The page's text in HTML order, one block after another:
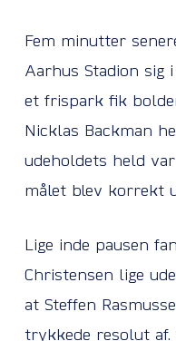
Fem minutter
Aarhus Stadion sig
et frispark fik
Nicklas Backman
udeholdets held
målet blev korrekt
Lige inde pausen
Christensen lige
at Steffen
trykkede resolut